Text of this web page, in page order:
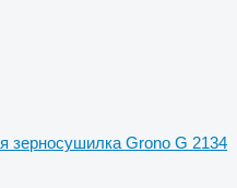
зерносушилка Grono G 2134